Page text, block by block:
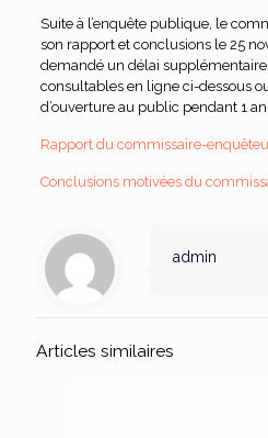
Suite à l’enquête publique, le
son rapport et conclusions le 25
demandé un délai
consultables en ligne ci-dessous
d’ouverture au public pendant 1 an
Rapport du commissaire-
Conclusions motivées du
admin
Articles similaires